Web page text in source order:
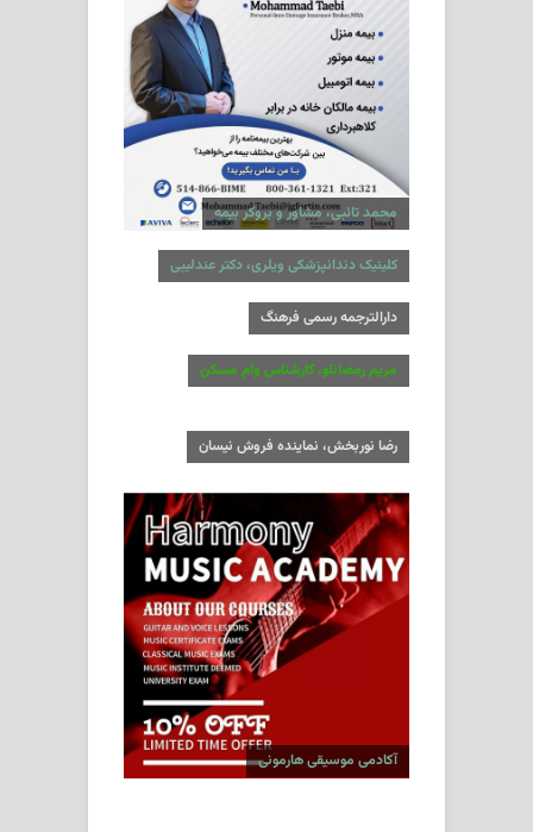
محمد تائبی، مشاور و بروکر بیمه
کلینیک دندانپزشکی ویلری، دکتر عندلیبی
دارالترجمه رسمی فرهنگ
مریم رمضانلو، کارشناس وام مسکن
رضا نوربخش، نماینده فروش نیسان
آکادمی موسیقی هارمونی